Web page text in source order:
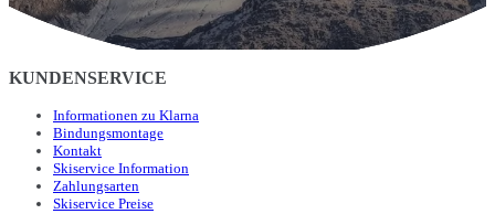
KUNDENSERVICE
Informationen zu Klarna
Bindungsmontage
Kontakt
Skiservice Information
Zahlungsarten
Skiservice Preise